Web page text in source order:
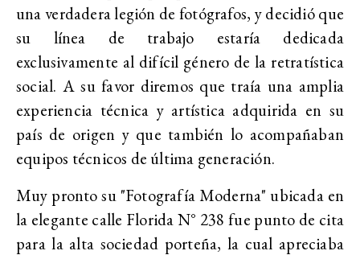
una verdadera legión de fotógrafos, y decidió que
su línea de trabajo estaría dedicada
exclusivamente al difícil género de la retratística
social. A su favor diremos que traía una amplia
experiencia técnica y artística adquirida en su
país de origen y que también lo acompañaban
equipos técnicos de última generación.
Muy pronto su "Fotografía Moderna" ubicada en
la elegante calle Florida N° 238 fue punto de cita
para la alta sociedad porteña, la cual apreciaba